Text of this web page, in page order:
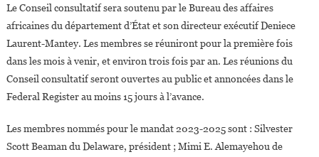
États-
Unis
?
Le Conseil consultatif sera soutenu par le Bureau des affaires
africaines du département d’État et son directeur exécutif Deniece
Laurent-Mantey. Les membres se réuniront pour la première fois
dans les mois à venir, et environ trois fois par an. Les réunions du
Conseil consultatif seront ouvertes au public et annoncées dans le
Federal Register au moins 15 jours à l’avance.
Les membres nommés pour le mandat 2023-2025 sont : Silvester
Scott Beaman du Delaware, président ; Mimi E. Alemayehou de